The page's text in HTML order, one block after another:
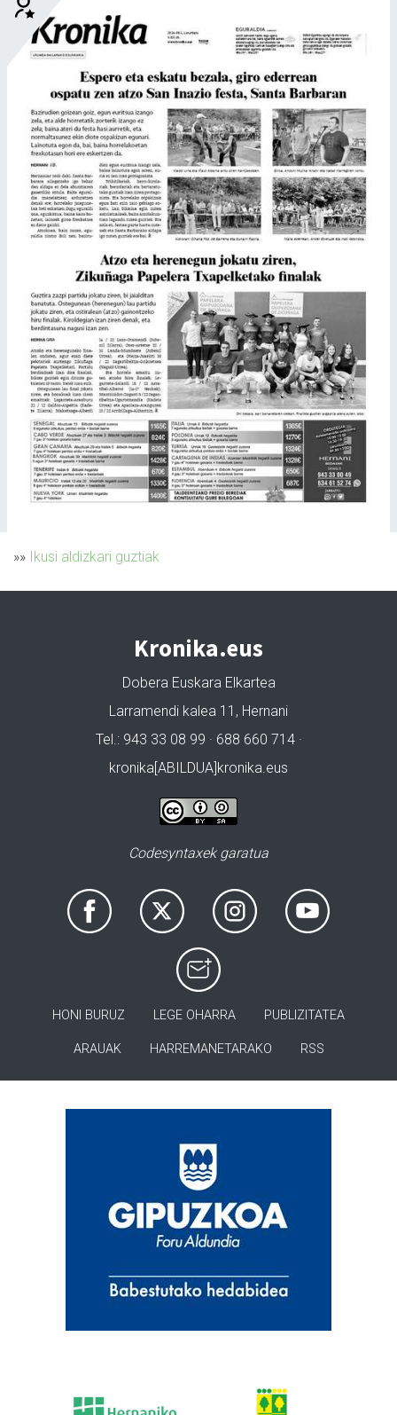
»» Ikusi aldizkari guztiak
Kronika.eus
Dobera Euskara Elkartea
Larramendi kalea 11, Hernani
Tel.: 943 33 08 99 · 688 660 714 ·
kronika[ABILDUA]kronika.eus
Codesyntaxek garatua
HONI BURUZ LEGE OHARRA PUBLIZITATEA
ARAUAK HARREMANETARAKO RSS